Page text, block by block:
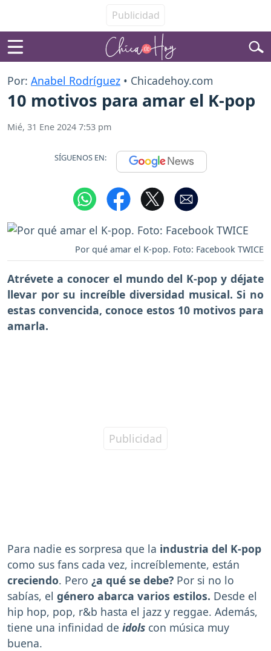
Por: Anabel Rodríguez • Chicadehoy.com
10 motivos para amar el K-pop
Mié, 31 Ene 2024 7:53 pm
SÍGUENOS EN:
Por qué amar el K-pop. Foto: Facebook TWICE
Atrévete a conocer el mundo del K-pop y déjate
llevar por su increíble diversidad musical. Si no
estas convencida, conoce estos 10 motivos para
amarla.
Para nadie es sorpresa que la industria del K-pop
como sus fans cada vez, increíblemente, están
creciendo. Pero ¿a qué se debe? Por si no lo
sabías, el género abarca varios estilos. Desde el
hip hop, pop, r&b hasta el jazz y reggae. Además,
tiene una infinidad de idols con música muy
buena.